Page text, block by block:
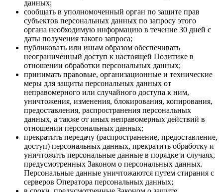
данных;
сообщать в уполномоченный орган по защите прав
субъектов персональных данных по запросу этого
органа необходимую информацию в течение 30 дней с
даты получения такого запроса;
публиковать или иным образом обеспечивать
неограниченный доступ к настоящей Политике в
отношении обработки персональных данных;
принимать правовые, организационные и технические
меры для защиты персональных данных от
неправомерного или случайного доступа к ним,
уничтожения, изменения, блокирования, копирования,
предоставления, распространения персональных
данных, а также от иных неправомерных действий в
отношении персональных данных;
прекратить передачу (распространение, предоставление,
доступ) персональных данных, прекратить обработку и
уничтожить персональные данные в порядке и случаях,
предусмотренных Законом о персональных данных.
Персональные данные уничтожаются путем стирания с
серверов Оператора персональных данных;